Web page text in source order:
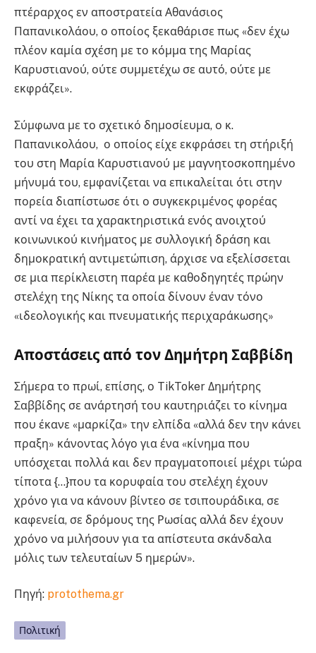
πτέραρχος εν αποστρατεία Αθανάσιος
Παπανικολάου, ο οποίος ξεκαθάρισε πως «δεν έχω
πλέον καμία σχέση με το κόμμα της Μαρίας
Καρυστιανού, ούτε συμμετέχω σε αυτό, ούτε με
εκφράζει».
Σύμφωνα με το σχετικό δημοσίευμα, ο κ.
Παπανικολάου, ο οποίος είχε εκφράσει τη στήριξή
του στη Μαρία Καρυστιανού με μαγνητοσκοπημένο
μήνυμά του, εμφανίζεται να επικαλείται ότι στην
πορεία διαπίστωσε ότι ο συγκεκριμένος φορέας
αντί να έχει τα χαρακτηριστικά ενός ανοιχτού
κοινωνικού κινήματος με συλλογική δράση και
δημοκρατική αντιμετώπιση, άρχισε να εξελίσσεται
σε μια περίκλειστη παρέα με καθοδηγητές πρώην
στελέχη της Νίκης τα οποία δίνουν έναν τόνο
«ιδεολογικής και πνευματικής περιχαράκωσης»
Αποστάσεις από τον Δημήτρη Σαββίδη
Σήμερα το πρωί, επίσης, ο TikToker Δημήτρης
Σαββίδης σε ανάρτησή του καυτηριάζει το κίνημα
που έκανε «μαρκίζα» την ελπίδα «αλλά δεν την κάνει
πραξη» κάνοντας λόγο για ένα «κίνημα που
υπόσχεται πολλά και δεν πραγματοποιεί μέχρι τώρα
τίποτα {…}που τα κορυφαία του στελέχη έχουν
χρόνο για να κάνουν βίντεο σε τσιπουράδικα, σε
καφενεία, σε δρόμους της Ρωσίας αλλά δεν έχουν
χρόνο να μιλήσουν για τα απίστευτα σκάνδαλα
μόλις των τελευταίων 5 ημερών».
Πηγή: protothema.gr
Πολιτική